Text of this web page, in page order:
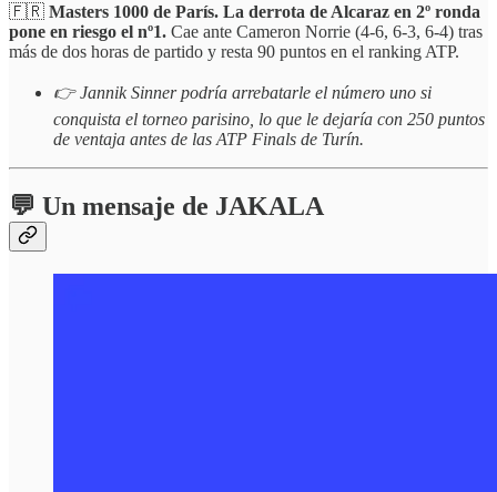
🇫🇷 Masters 1000 de París. La derrota de Alcaraz en 2º ronda
pone en riesgo el nº1. Cae ante Cameron Norrie (4-6, 6-3, 6-4) tras
más de dos horas de partido y resta 90 puntos en el ranking ATP.
👉 Jannik Sinner podría arrebatarle el número uno si
conquista el torneo parisino, lo que le dejaría con 250 puntos
de ventaja antes de las ATP Finals de Turín.
💬 Un mensaje de JAKALA